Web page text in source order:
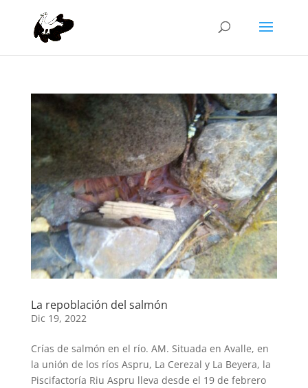
La repoblación del salmón
Dic 19, 2022
Crías de salmón en el río. AM. Situada en Avalle, en
la unión de los ríos Aspru, La Cerezal y La Beyera, la
Piscifactoría Riu Aspru lleva desde el 19 de febrero